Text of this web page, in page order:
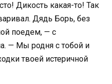
Дикость какая-то! Так
Дядь Борь, без
поедем, — с
— Мы родня с тобой и
твоей истеричной